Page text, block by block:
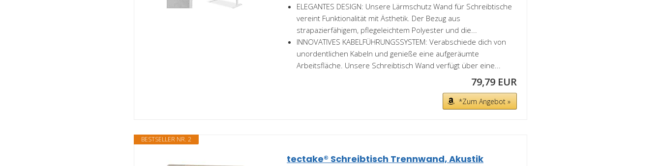
ELEGANTES DESIGN: Unsere Lärmschutz Wand für Schreibtische
vereint Funktionalität mit Ästhetik. Der Bezug aus
strapazierfähigem, pflegeleichtem Polyester und die...
INNOVATIVES KABELFÜHRUNGSSYSTEM: Verabschiede dich von
unordentlichen Kabeln und genieße eine aufgeräumte
Arbeitsfläche. Unsere Schreibtisch Wand verfügt über eine...
79,79 EUR
*Zum Angebot »
BESTSELLER NR. 2
tectake® Schreibtisch Trennwand, Akustik